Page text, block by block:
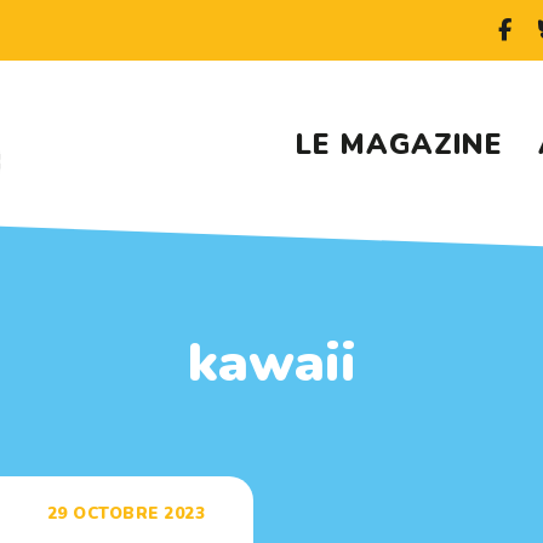
LE MAGAZINE
kawaii
29 OCTOBRE 2023